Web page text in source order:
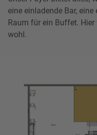
eine einladende Bar,
Raum für ein Buffet.
wohl.